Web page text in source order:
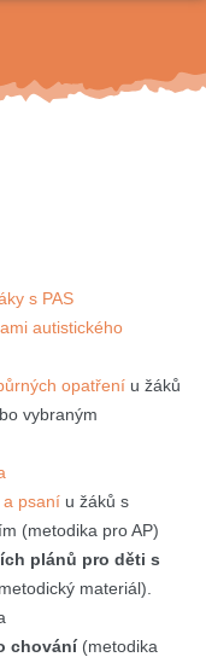
s PAS
autistického
opatření u žáků
vybraným
a psaní u žáků s
(metodika pro AP)
plánů pro děti s
materiál).
chování(metodika